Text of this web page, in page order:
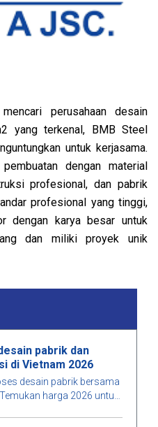
perusahaan desain
yang terkenal, BMB Steel
untuk kerjasama.
dengan material
profesional, dan pabrik
profesional yang tinggi,
dengan karya besar untuk
dan miliki proyek unik
pabrik dan
di Vietnam 2026
desain pabrik bersama
harga 2026 untuk